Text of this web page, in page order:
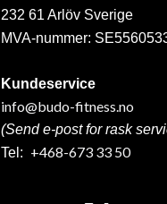
232 61 Arlöv Sverige
MVA-nummer:
Kundeservice
info@budo-fitness.no
(Send e-post for rask
Tel: +468-673 33 50